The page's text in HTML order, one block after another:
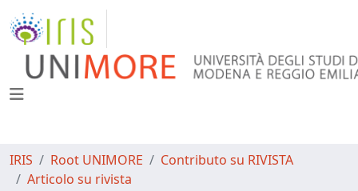
IRIS Root UNIMORE
Contributo su RIVISTA
Articolo su rivista